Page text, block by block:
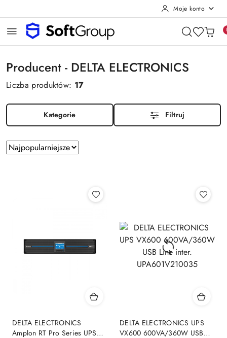
Moje konto
Producent - DELTA ELECTRONICS
Liczba produktów: 17
Kategorie Filtruj
Zastosowano
sortowanie:
Sortuj
DELTA ELECTRONICS
Amplon RT Pro Series UPS
DELTA ELECTRONICS UPS
VX600 600VA/360W USB